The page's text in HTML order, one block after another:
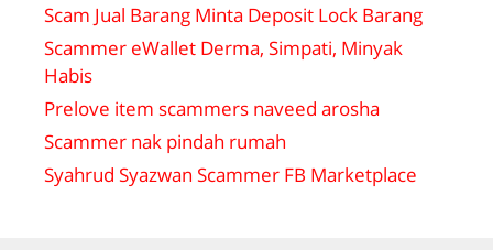
Scam Jual Barang Minta Deposit Lock Barang
Scammer eWallet Derma, Simpati, Minyak
Habis
Prelove item scammers naveed arosha
Scammer nak pindah rumah
Syahrud Syazwan Scammer FB Marketplace